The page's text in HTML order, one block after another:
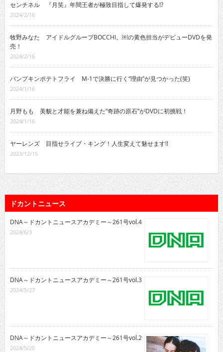
センチネル 『月笑』年間王者が極致目指して爆発する!?
2024/2/16
牧野みなた アイドルグループBOCCHI。￼の黄色担当がデビューDVDを発
売！
2024/2/16
パンプキンポテトフライ M-1で決勝に行く“理由”が見つかった(笑)
2024/1/16
月野もも 美貌と才能を兼ね備えた“奇跡の原石”がDVDに初挑戦！
2024/1/16
ヤーレンズ 目指せライブ・キング！人生変えて魅せます!!
2023/12/15
ドカントニュース
DNA～ドカントニュースアカデミー～261号vol.4
2024/6/3
DNA～ドカントニュースアカデミー～261号vol.3
2024/5/27
DNA～ドカントニュースアカデミー～261号vol.2
2024/5/20